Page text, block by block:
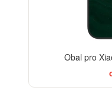
Obal pro